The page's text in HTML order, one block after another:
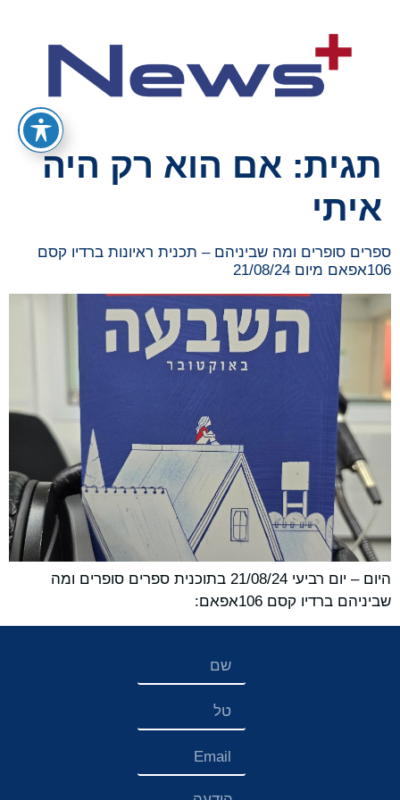
תגית: אם הוא רק היה
איתי
ספרים סופרים ומה שביניהם – תכנית ראיונות ברדיו קסם
106אפאם מיום 21/08/24
היום – יום רביעי 21/08/24 בתוכנית ספרים סופרים ומה
שביניהם ברדיו קסם 106אפאם: